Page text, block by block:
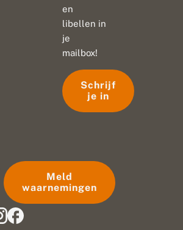
en
libellen in
je
mailbox!
Schrijf
je in
Meld
waarnemingen